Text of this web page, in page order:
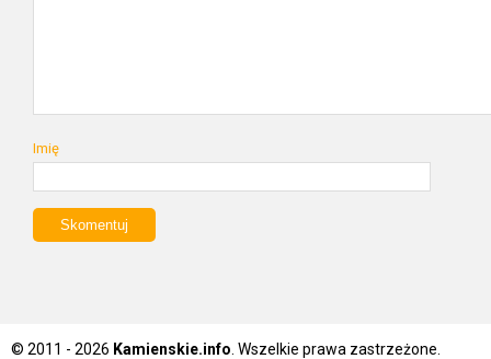
Imię
© 2011 - 2026 Kamienskie.info . Wszelkie prawa zastrzeżone.